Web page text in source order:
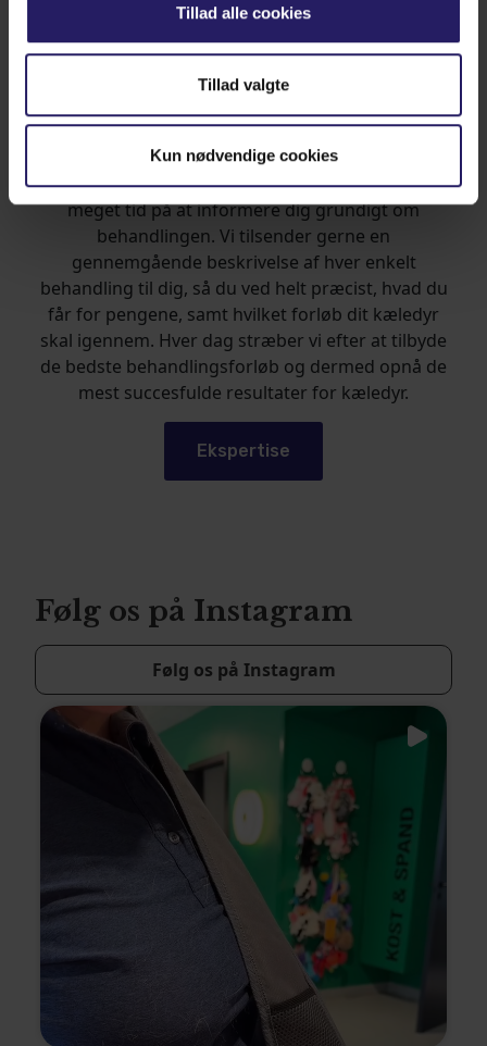
Tillad alle cookies
Tillad valgte
Kun nødvendige cookies
De bedste behandlingsforløb
På Højbjerg Dyreklinik bruger vores dyrlæger
meget tid på at informere dig grundigt om
behandlingen. Vi tilsender gerne en
gennemgående beskrivelse af hver enkelt
behandling til dig, så du ved helt præcist, hvad du
får for pengene, samt hvilket forløb dit kæledyr
skal igennem. Hver dag stræber vi efter at tilbyde
de bedste behandlingsforløb og dermed opnå de
mest succesfulde resultater for kæledyr.
Ekspertise
Følg os på Instagram
Følg os på Instagram